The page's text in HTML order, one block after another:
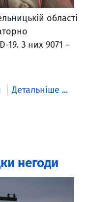
області
19. З них 9071 –
Детальніше ...
негоди